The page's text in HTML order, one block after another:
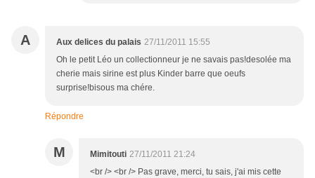
A Aux delices du palais 27/11/2011 15:55
Oh le petit Léo un collectionneur je ne savais pas!desolée ma
cherie mais sirine est plus Kinder barre que oeufs
surprise!bisous ma chére.
Répondre
M Mimitouti 27/11/2011 21:24
<br /> <br /> Pas grave, merci, tu sais, j'ai mis cette